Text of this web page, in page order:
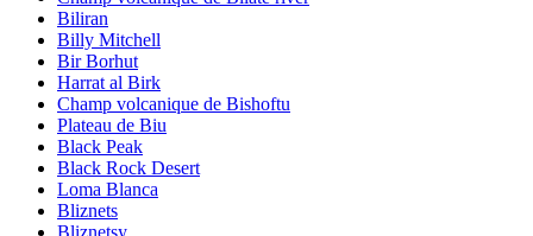
Biliran
Billy Mitchell
Bir Borhut
Harrat al Birk
Champ volcanique de Bishoftu
Plateau de Biu
Black Peak
Black Rock Desert
Loma Blanca
Bliznets
Bliznetsy